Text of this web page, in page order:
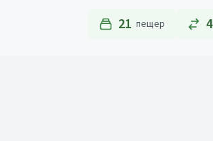
21 пещер